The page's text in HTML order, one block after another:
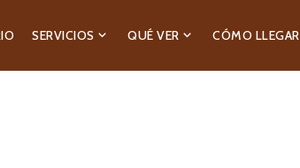
SERVICIOS QUÉ VER CÓMO LLEGAR